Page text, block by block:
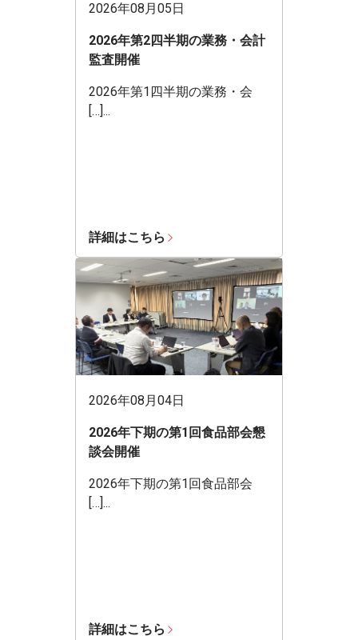
2026年08月05日
2026年第2四半期の業務・会計
監査開催
2026年第1四半期の業務・会
[…]...
詳細はこちら
2026年08月04日
2026年下期の第1回食品部会懇
談会開催
2026年下期の第1回食品部会
[…]...
詳細はこちら